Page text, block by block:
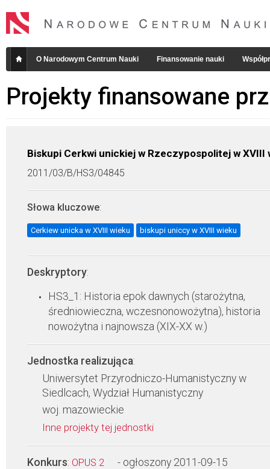
O Narodowym Centrum Nauki Finansowanie nauki
Projekty finansowane
Biskupi Cerkwi unickiej w Rzeczypospolitej w XVIII
2011/03/B/HS3/04845
Słowa kluczowe:
Cerkiew unicka w XVIII wieku biskupi uniccy w XVIII wieku
Deskryptory:
HS3_1: Historia epok dawnych (starożytna,
średniowieczna, wczesnonowożytna), historia
nowożytna i najnowsza (XIX-XX w.)
Jednostka realizująca:
Uniwersytet Przyrodniczo-Humanistyczny w
Siedlcach, Wydział Humanistyczny
woj. mazowieckie
Inne projekty tej jednostki
Konkurs: OPUS 2 - ogłoszony 2011-09-15